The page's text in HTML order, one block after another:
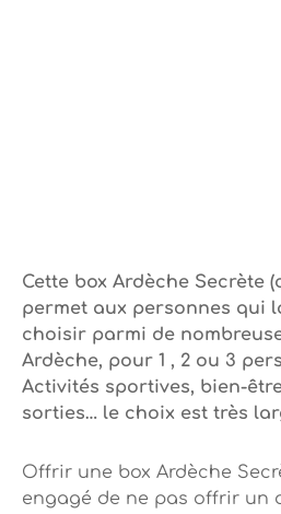
Cette box Ardèche Secrète
permet aux personnes qui
choisir parmi de
Ardèche, pour 1 , 2 ou 3
Activités sportives, bien-
sorties… le choix est très
Offrir une box Ardèche
engagé de ne pas offrir un